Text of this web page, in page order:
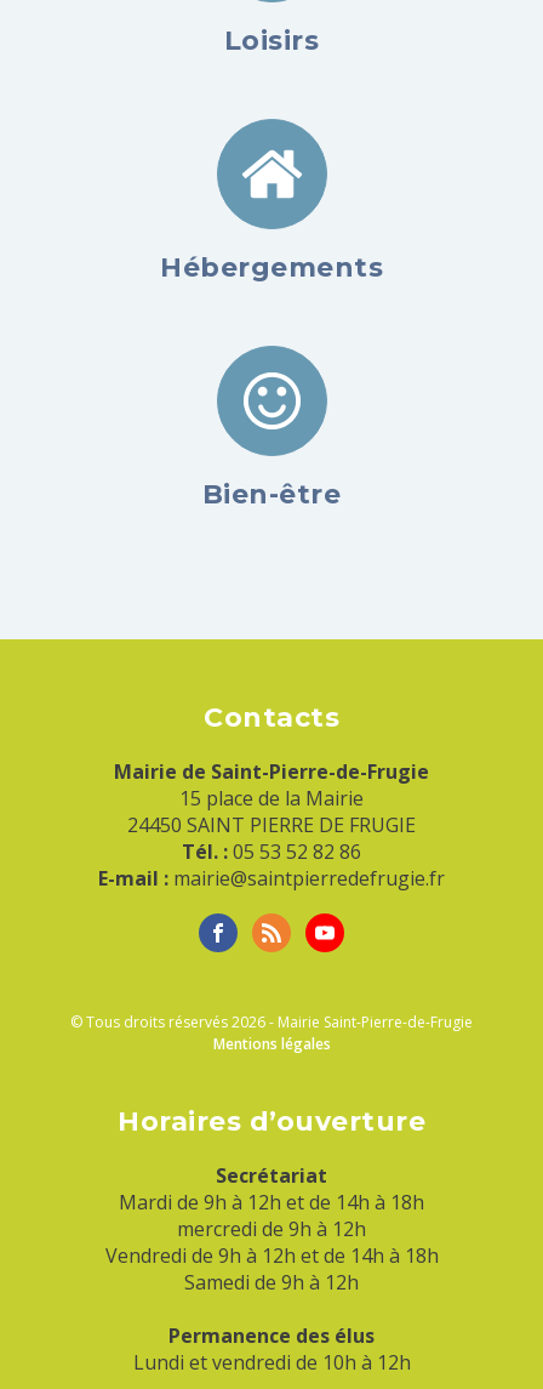
Loisirs
Hébergements
Bien-être
Contacts
Mairie de Saint-Pierre-de-Frugie
15 place de la Mairie
24450 SAINT PIERRE DE FRUGIE
Tél. :05 53 52 82 86
E-mail : mairie@saintpierredefrugie.fr
© Tous droits réservés 2026 - Mairie Saint-Pierre-de-Frugie
Mentions légales
Horaires d’ouverture
Secrétariat
Mardi de 9h à 12h et de 14h à 18h
mercredi de 9h à 12h
Vendredi de 9h à 12h et de 14h à 18h
Samedi de 9h à 12h
Permanence des élus
Lundi et vendredi de 10h à 12h